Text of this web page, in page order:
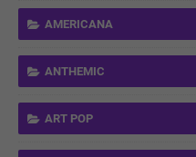
AMERICANA
ANTHEMIC
ART POP